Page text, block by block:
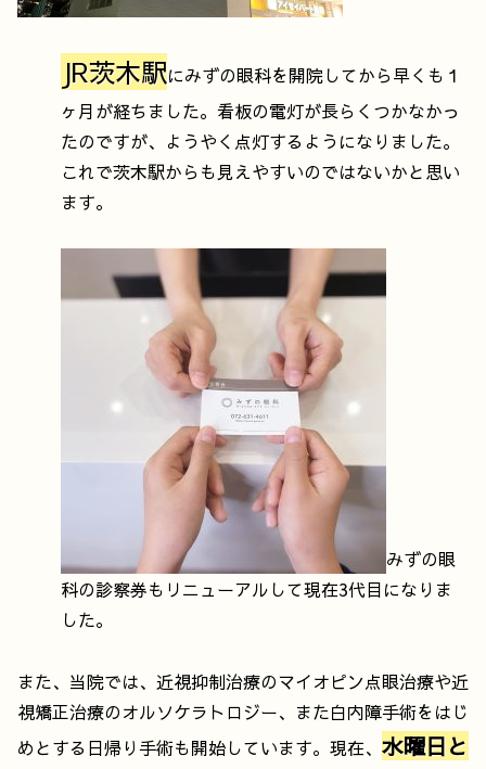
JR茨木駅にみずの眼科を開院してから早くも１
ヶ月が経ちました。看板の電灯が長らくつかなかっ
たのですが、ようやく点灯するようになりました。
これで茨木駅からも見えやすいのではないかと思い
ます。
みずの眼
科の診察券もリニューアルして現在3代目になりま
した。
また、当院では、近視抑制治療のマイオピン点眼治療や近
視矯正治療のオルソケラトロジー、また白内障手術をはじ
めとする日帰り手術も開始しています。現在、 水曜日と